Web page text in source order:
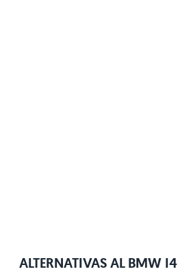
ALTERNATIVAS AL BMW I4